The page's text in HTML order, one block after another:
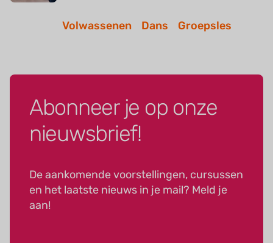
Volwassenen Dans Groepsles
Abonneer je op onze
nieuwsbrief!
De aankomende voorstellingen, cursussen
en het laatste nieuws in je mail? Meld je
aan!